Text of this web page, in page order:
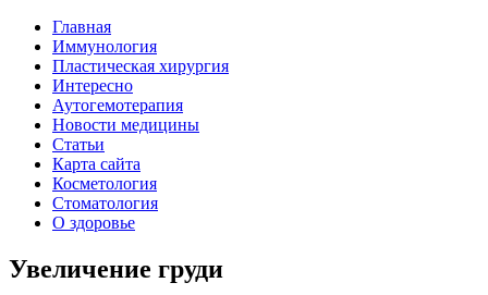
Главная
Иммунология
Пластическая хирургия
Интересно
Аутогемотерапия
Новости медицины
Статьи
Карта сайта
Косметология
Стоматология
О здоровье
Увеличение груди